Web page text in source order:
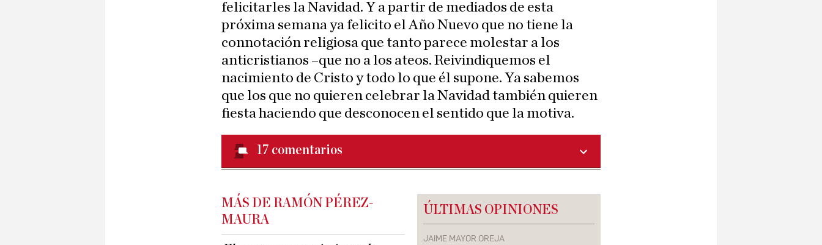
felicitarles la Navidad. Y a partir de mediados de esta
próxima semana ya felicito el Año Nuevo que no tiene la
connotación religiosa que tanto parece molestar a los
anticristianos –que no a los ateos. Reivindiquemos el
nacimiento de Cristo y todo lo que él supone. Ya sabemos
que los que no quieren celebrar la Navidad también quieren
fiesta haciendo que desconocen el sentido que la motiva.
17 comentarios
MÁS DE RAMÓN PÉREZ-
MAURA
ÚLTIMAS OPINIONES
JAIME MAYOR OREJA